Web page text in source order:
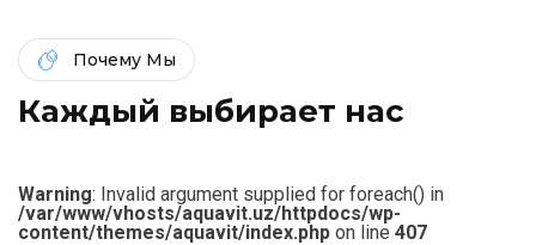
Почему Мы
Каждый выбирает нас
Warning: Invalid argument supplied for foreach() in
/var/www/vhosts/aquavit.uz/httpdocs/wp-
content/themes/aquavit/index.php on line 407